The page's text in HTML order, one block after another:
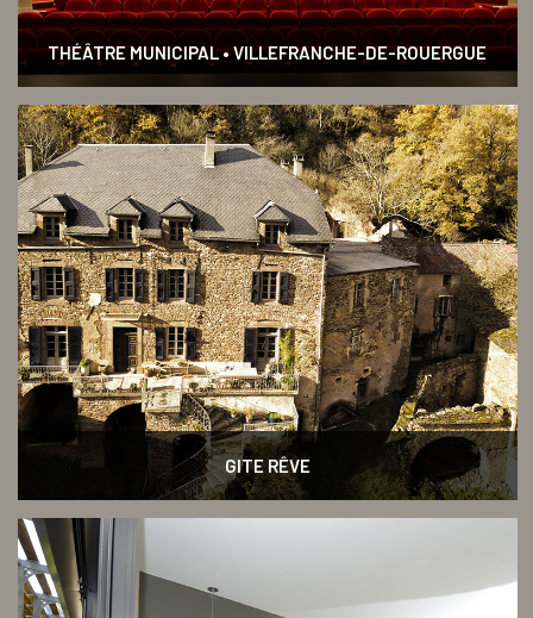
THÉÂTRE MUNICIPAL • VILLEFRANCHE-DE-ROUERGUE
GITE RÊVE